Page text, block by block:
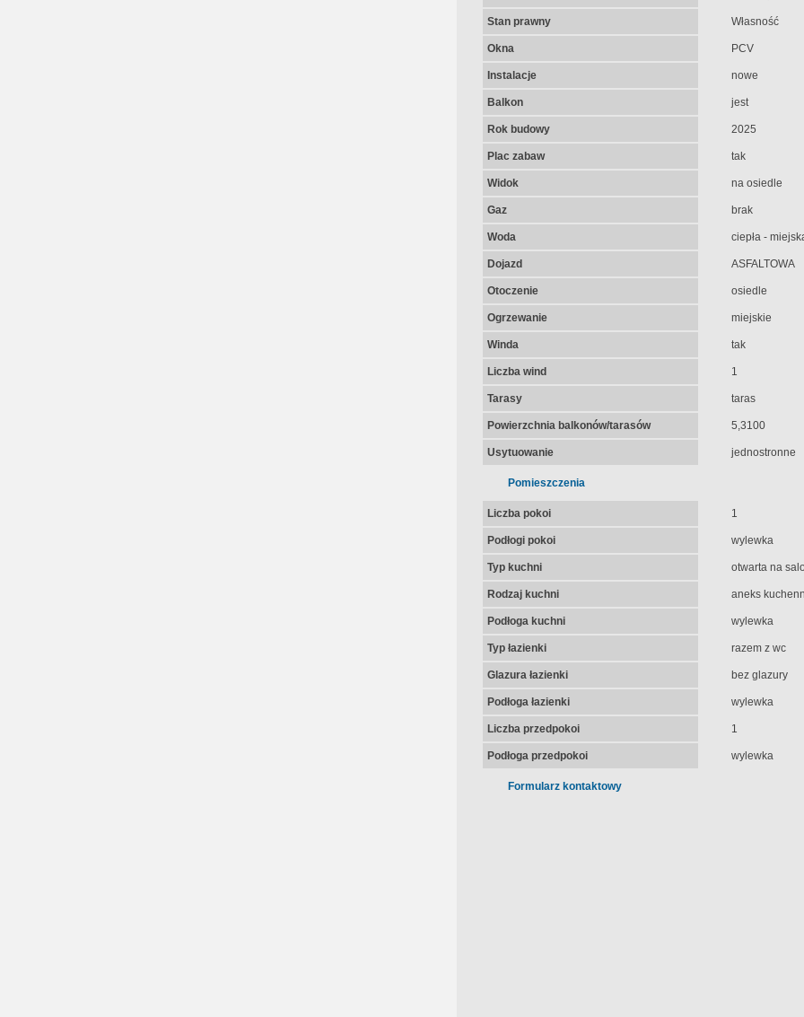
Stan prawny Własność
Okna PCV
Instalacje nowe
Balkon jest
Rok budowy 2025
Plac zabaw tak
Widok na osiedle
Gaz brak
Woda ciepła -
Dojazd ASFALTOWA
Otoczenie osiedle
Ogrzewanie miejskie
Winda tak
Liczba wind 1
Tarasy taras
Powierzchnia balkonów/tarasów 5,3100
Usytuowanie jednostronne
Pomieszczenia
Liczba pokoi 1
Podłogi pokoi wylewka
Typ kuchni otwarta na
Rodzaj kuchni aneks
Podłoga kuchni wylewka
Typ łazienki razem z wc
Glazura łazienki bez glazury
Podłoga łazienki wylewka
Liczba przedpokoi 1
Podłoga przedpokoi wylewka
Formularz kontaktowy